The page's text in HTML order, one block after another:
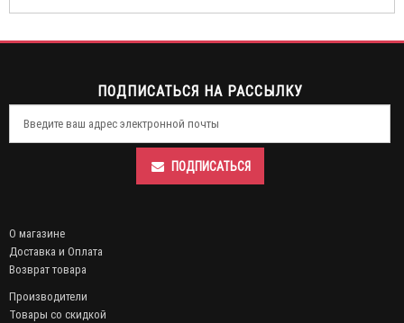
ПОДПИСАТЬСЯ НА РАССЫЛКУ
ПОДПИСАТЬСЯ
О магазине
Доставка и Оплата
Возврат товара
Производители
Товары со скидкой